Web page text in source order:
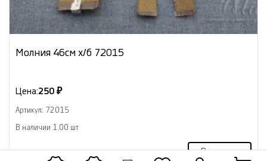
Молния 46см х/б 72015
Цена:250 ₽
Артикул: 72015
В наличии 1.00 шт
В корзину